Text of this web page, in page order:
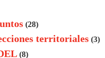
(28)
territoriales (3)
(8)